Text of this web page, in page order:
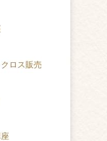
ロス販売